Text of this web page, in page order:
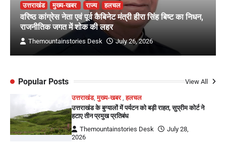
उत्तराखंड मुख्य-खबर राज्य हलचल
वरिष्ठ कांग्रेस नेता एवं पूर्व कैबिनेट मंत्री हीरा सिंह बिष्ट का निधन,
राजनीतिक जगत में शोक की लहर
Themountainstories Desk July 26, 2026
Popular Posts View All
उत्तराखंड,मुख्य-खबर ,हलचल
उत्तराखंड के बुग्यालों में पर्यटन को बड़ी राहत, सुप्रीम कोर्ट ने
हटाए तीन प्रमुख प्रतिबंध
Themountainstories Desk
July 28,
2026